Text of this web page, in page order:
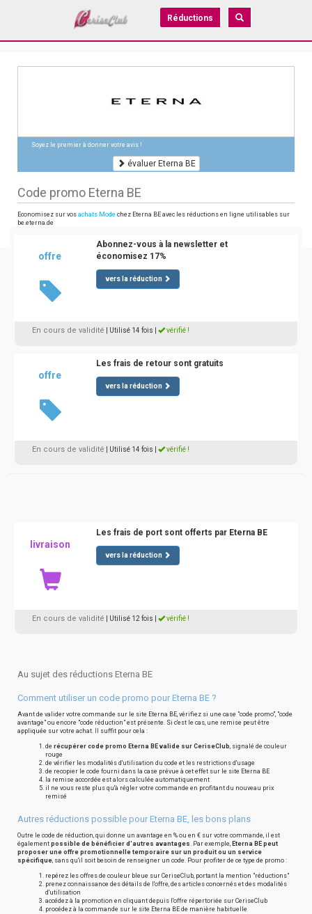
Réductions
Soyez le premier à donner votre avis !
évaluer Eterna BE
Code promo Eterna BE
Economisez sur vos achats Mode chez Eterna BE avec les réductions en ligne utilisables sur
be.eterna.de
offre
Abonnez-vous à la newsletter et
économisez 17%
vers la réduction
En cours de validité | Utilisé 14 fois vérifié !
offre
Les frais de retour sont gratuits
vers la réduction
En cours de validité | Utilisé 14 fois vérifié !
livraison
Les frais de port sont offerts par Eterna BE
vers la réduction
En cours de validité | Utilisé 12 fois vérifié !
Au sujet des réductions Eterna BE
Comment utiliser un code promo pour Eterna BE ?
Avant de valider votre commande sur le site Eterna BE, vérifiez si une case "code promo", "code
avantage" ou encore "code réduction" est présente. Si c'est le cas, une remise peut être
appliquée sur votre achat. Il suffit pour cela :
de récupérer code promo Eterna BE valide sur CeriseClub, signalé de couleur
rouge
de vérifier les modalités d'utilisation du code et les restrictions d'usage
de recopier le code fourni dans la case prévue à cet effet sur le site Eterna BE
la remise accordée est alors calculée automatiquement
il ne vous reste plus qu'à régler votre commande en profitant du nouveau prix
remisé
Autres réductions possible pour Eterna BE, les bons plans
Outre le code de réduction, qui donne un avantage en % ou en € sur votre commande, il est
également possible de bénéficier d'autres avantages. Par exemple, Eterna BE peut
proposer une offre promotionnelle temporaire sur un produit ou un service
spécifique, sans qu'il soit besoin de renseigner un code. Pour profiter de ce type de promo :
repérez les offres de couleur bleue sur CeriseClub, portant la mention "réductions"
prenez connaissance des détails de l'offre, des articles concernés et des modalités
d'utilisation
accédez à la promotion en cliquant depuis l'offre répertoriée sur CeriseClub
procédez à la commande sur le site Eterna BE de manière habituelle